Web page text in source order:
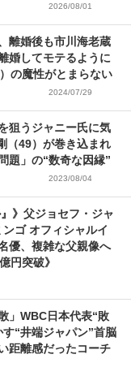
2026/08/01
離婚後も市川海老蔵
婚してモテるように
の魔性がとまらない
2024/07/29
狙うジャニー氏に気
（49）が巻き込まれ
題」の“数奇な因縁”
2023/08/04
》父ジョセフ・ジャ
ゴ オフィシャルイ
優、複雑な父親像へ
円突破》
」WBC日本代表“敗
“井端ジャパン”首脳
距離感だったコーチ